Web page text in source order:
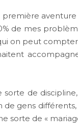
première aventure
de mes
on peut
sorte de
de gens
sorte de «